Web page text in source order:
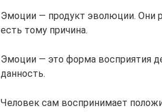
Эмоции — продукт эволюции. Они
есть тому причина.
Эмоции — это форма восприятия
данность.
Человек сам воспринимает